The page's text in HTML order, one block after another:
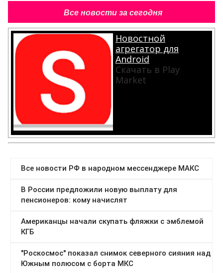
Все новости за сегодня
Новостной
агрегатор для
Android
Скачать в Play
Market